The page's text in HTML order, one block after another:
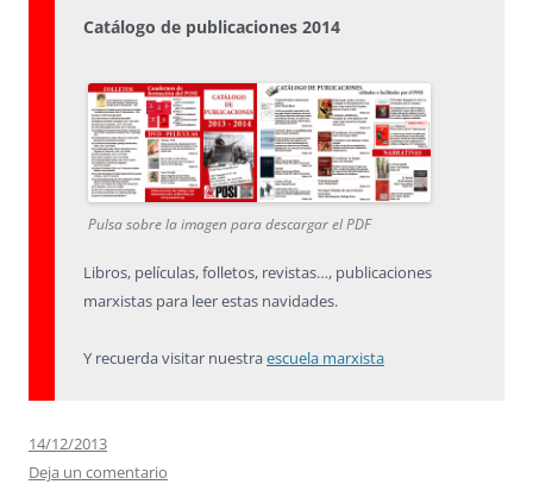
Catálogo de publicaciones 2014
Pulsa sobre la imagen para descargar el PDF
Libros, películas, folletos, revistas…, publicaciones
marxistas para leer estas navidades.
Y recuerda visitar nuestraescuela marxista
14/12/2013
Deja un comentario